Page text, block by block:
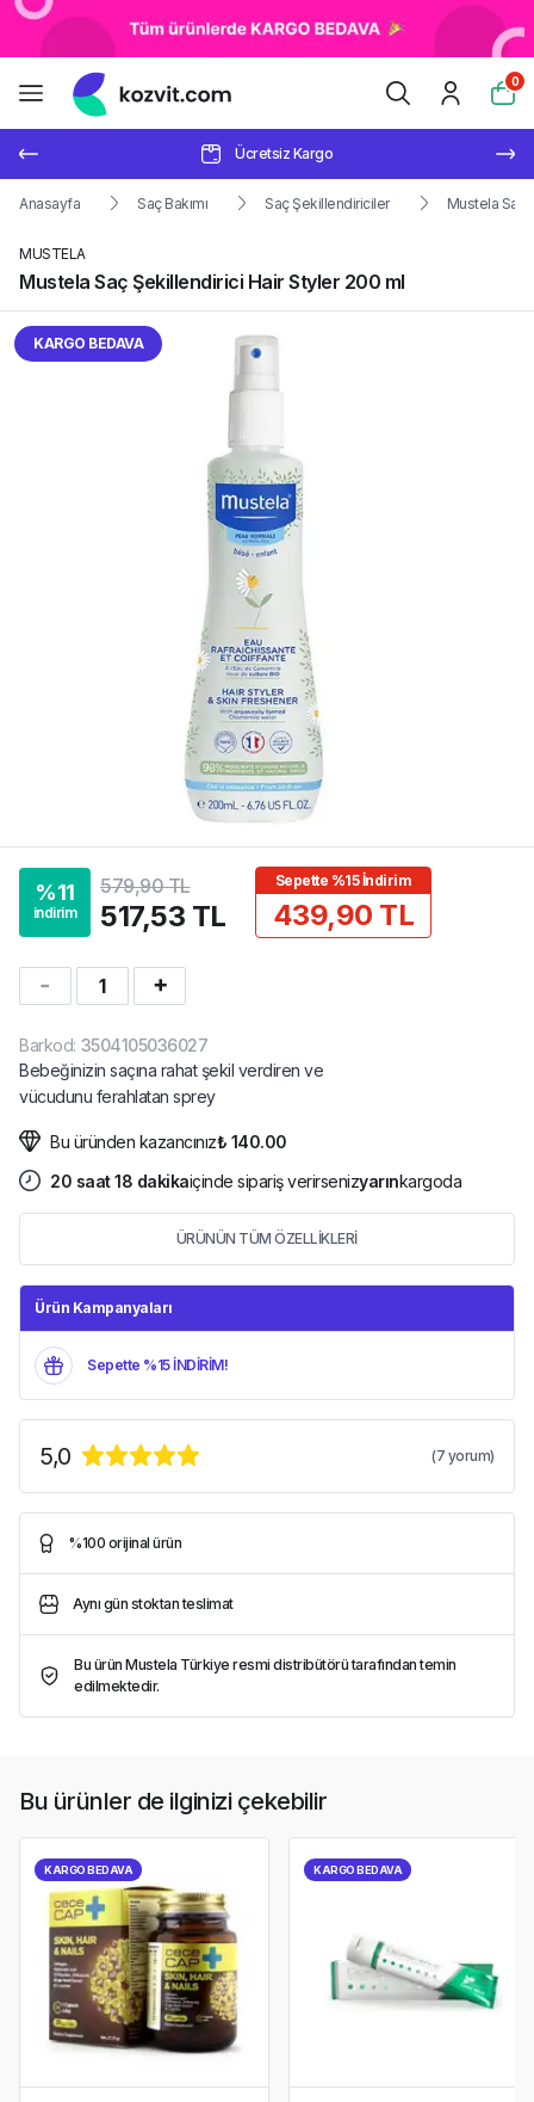
0
Ücretsiz Kargo
Anasayfa Saç Bakımı Saç Şekillendiriciler Mustela Saç
MUSTELA
Mustela Saç Şekillendirici Hair Styler 200 ml
KARGO BEDAVA
%11
indirim
579,90 TL
517,53 TL
Sepette %15 İndirim
439,90 TL
1
Barkod: 3504105036027
Bebeğinizin saçına rahat şekil verdiren ve
vücudunu ferahlatan sprey
Bu üründen kazancınız₺ 140.00
20 saat 18 dakikaiçinde sipariş verirsenizyarınkargoda
ÜRÜNÜN TÜM ÖZELLİKLERİ
Ürün Kampanyaları
Sepette %15 İNDİRİM!
5,0 (7 yorum)
%100 orijinal ürün
Aynı gün stoktan teslimat
Bu ürün Mustela Türkiye resmi distribütörü tarafından temin
edilmektedir.
Bu ürünler de ilginizi çekebilir
KARGO BEDAVA KARGO BEDAVA